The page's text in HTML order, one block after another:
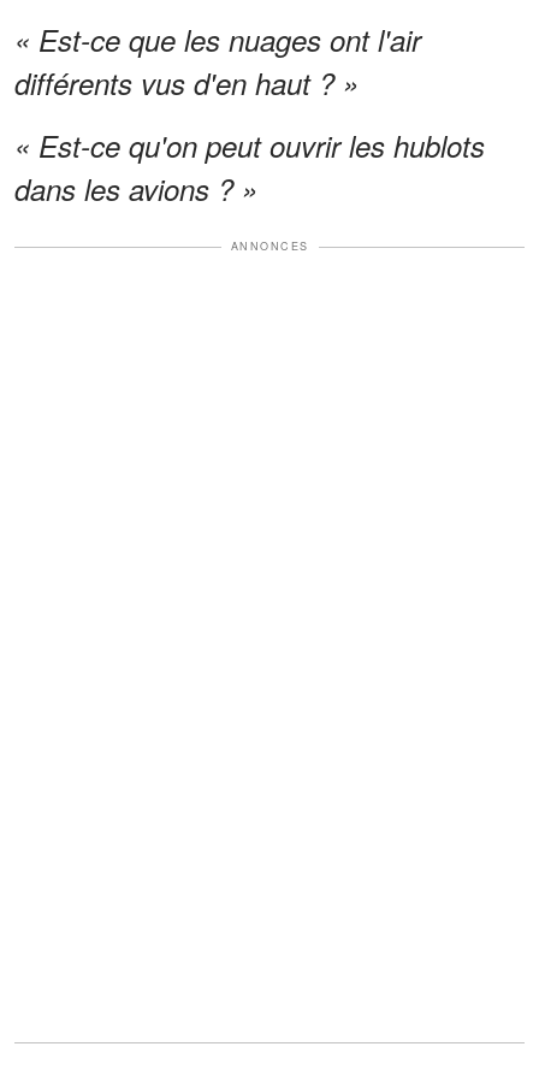
« Est-ce que les nuages ont l'air
différents vus d'en haut ? »
« Est-ce qu'on peut ouvrir les hublots
dans les avions ? »
ANNONCES